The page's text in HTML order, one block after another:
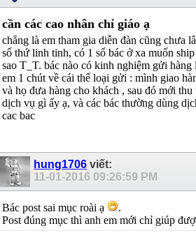
cần các cao nhân chỉ giáo ạ
chẳng là em tham gia diễn đàn cũng chưa
số thứ linh tinh, có 1 số bác ở xa muốn
sao T_T. bác nào có kinh nghiệm gửi
em 1 chút về cái thể loại gửi : mình giao
và họ đưa hàng cho khách , sau đó mới
dịch vụ gì ấy ạ, và các bác thường dùng
cac bac
hung1706 viết:
11-01-2016 09:26:59 PM
Bác post sai mục roài ạ
.
Post đúng mục thì anh em mới chỉ giúp